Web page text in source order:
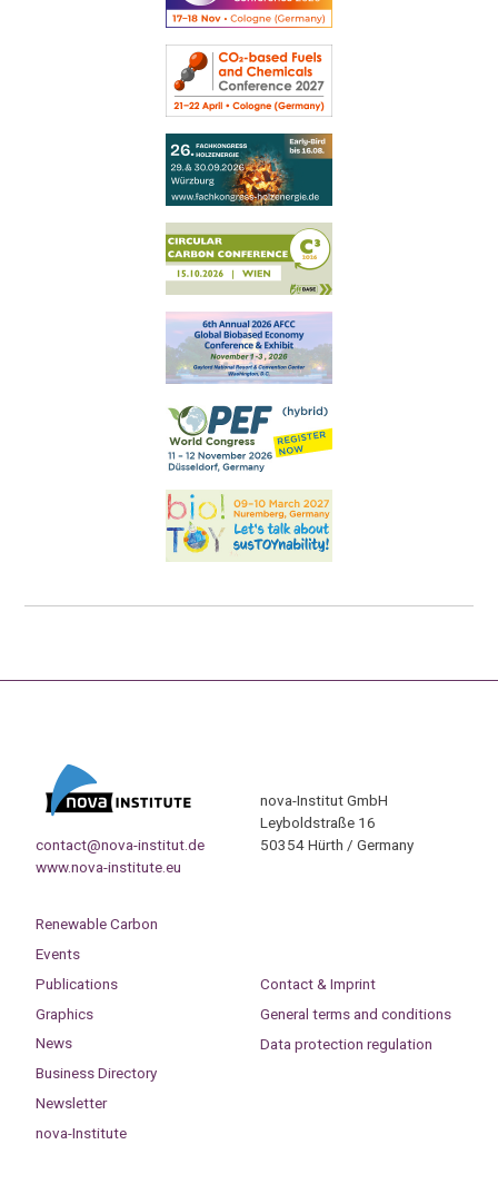
contact@nova-institut.de
www.nova-institute.eu
nova-Institut GmbH
Leyboldstraße 16
50354 Hürth / Germany
Renewable Carbon
Events
Publications
Graphics
News
Business Directory
Newsletter
nova-Institute
Contact & Imprint
General terms and conditions
Data protection regulation